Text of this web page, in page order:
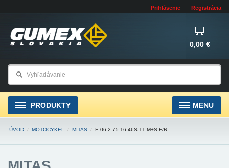
Prihlásenie Registrácia
0,00 €
PRODUKTY MENU
ÚVOD / MOTOCYKEL / MITAS / E-06 2.75-16 46S TT M+S F/R